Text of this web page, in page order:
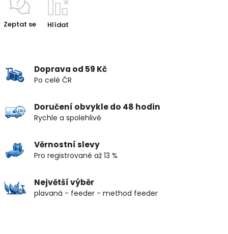
Zeptat se Hlídat
Doprava od 59 Kč
Po celé ČR
Doručení obvykle do 48 hodin
Rychle a spolehlivě
Věrnostní slevy
Pro registrované až 13 %
Největší výběr
plavaná - feeder - method feeder